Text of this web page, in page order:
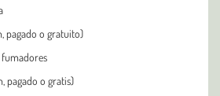
pagado o gratuito)
pagado o gratis)